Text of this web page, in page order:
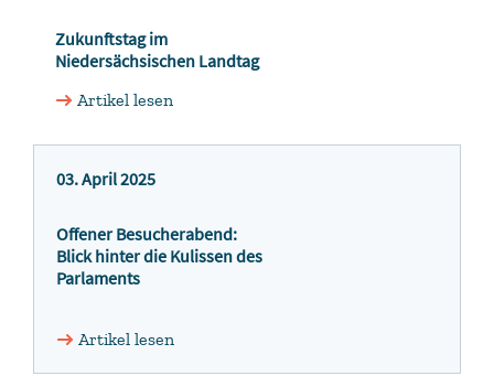
Zukunftstag im
Niedersächsischen Landtag
Artikel lesen
03. April 2025
Offener Besucherabend:
Blick hinter die Kulissen des
Parlaments
Artikel lesen